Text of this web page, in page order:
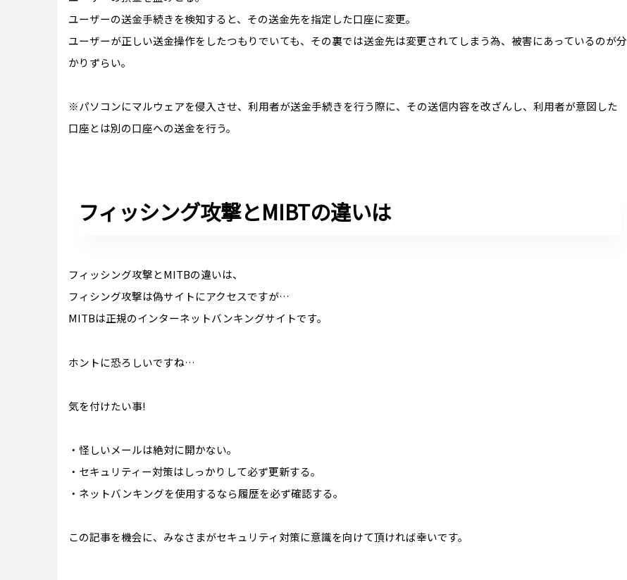
ユーザーの送金手続きを検知すると、その送金先を指定した口座に変更。
ユーザーが正しい送金操作をしたつもりでいても、その裏では送金先は変更されてしまう為、被害にあっているのが分
かりずらい。
※パソコンにマルウェアを侵入させ、利用者が送金手続きを行う際に、その送信内容を改ざんし、利用者が意図した
口座とは別の口座への送金を行う。
フィッシング攻撃とMIBTの違いは
フィッシング攻撃とMITBの違いは、
フィシング攻撃は偽サイトにアクセスですが…
MITBは正規のインターネットバンキングサイトです。
ホントに恐ろしいですね…
気を付けたい事!
・怪しいメールは絶対に開かない。
・セキュリティー対策はしっかりして必ず更新する。
・ネットバンキングを使用するなら履歴を必ず確認する。
この記事を機会に、みなさまがセキュリティ対策に意識を向けて頂ければ幸いです。